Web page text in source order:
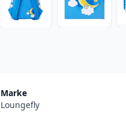
Marke
Loungefly